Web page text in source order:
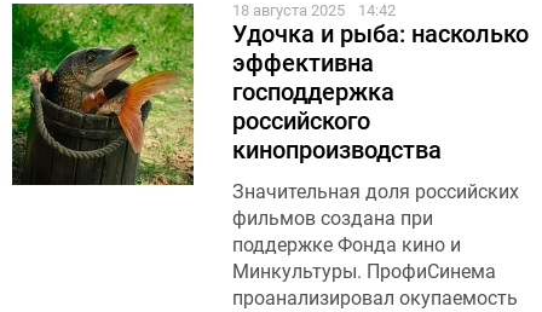
18 августа 2025 14:42
Удочка и рыба: насколько
эффективна
господдержка
российского
кинопроизводства
Значительная доля российских
фильмов создана при
поддержке Фонда кино и
Минкультуры. ПрофиСинема
проанализировал окупаемость